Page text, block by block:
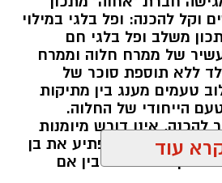
לקוביות קטנות
לקוביות קטנות
דק (לא חובה)
מתוקה
וקל להכנה: ופל בלגי במילוי
משלב ופל בלגי חם
עשיר של ממרח חלוה וממרח
ללא תוספת סוכר של
טעמים מענג בין מתיקות
הייחודי של החלוה.
להכנה, אינו דורש מיומנות
מי שמעוניין להפתיע את בן
מתוקה ומיוחדת. בין אם
עוד